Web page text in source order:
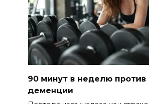
90 минут в неделю против
деменции